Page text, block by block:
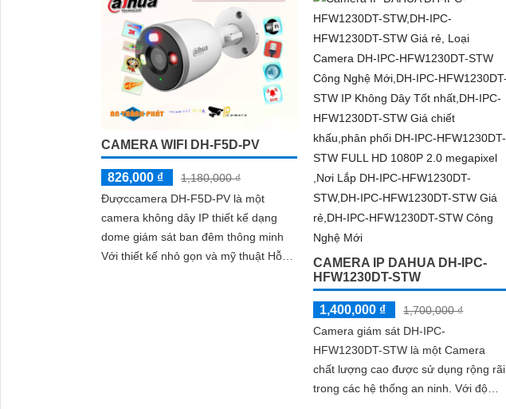
lượng, rõ nét cả ngày và đêm
CAMERA WIFI DH-F5D-PV
826,000 ₫
1,180,000 ₫
Đượccamera DH-F5D-PV là một
camera không dây IP thiết kế dạng
dome giám sát ban đêm thông minh
Với thiết kế nhỏ gọn và mỹ thuật Hỗ
CAMERA IP DAHUA DH-IPC-
HFW1230DT-STW
1,400,000 ₫
1,700,000 ₫
Camera giám sát DH-IPC-
HFW1230DT-STW là một Camera
chất lượng cao được sử dụng rộng rãi
trong các hệ thống an ninh. Với độ